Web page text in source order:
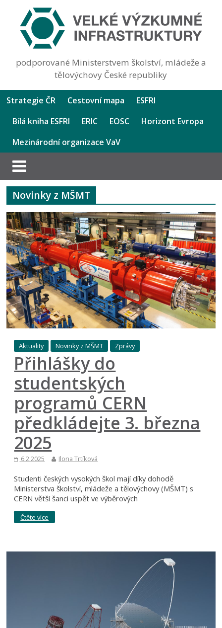
podporované Ministerstvem školství, mládeže a
tělovýchovy České republiky
Strategie ČR Cestovní mapa
ESFRI
Bílá kniha ESFRI
ERIC EOSC
Horizont Evropa
Mezinárodní organizace VaV
Novinky z MŠMT
Aktuality Novinky z MŠMT Zprávy
Přihlášky do
studentských
programů CERN
předkládejte 3. března
2025
6.2.2025 Ilona Trtíková
Studenti českých vysokých škol mají díky dohodě
Ministerstva školství, mládeže a tělovýchovy (MŠMT) s
CERN větší šanci uspět ve výběrových
Čtěte více